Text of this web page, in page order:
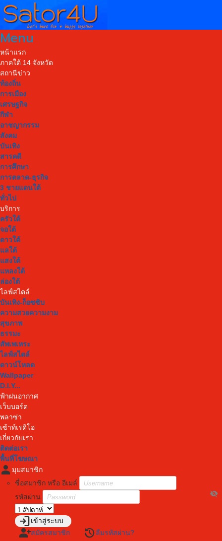
Menu
หน้าแรก
ภาคใต้ 14 จังหวัด
สถานีข่าว
ท้องถิ่น
การเมือง
เศรษฐกิจ
กีฬา
อาชญากรรม
สังคม
บันเทิง
สารคดี
การศึกษา
การตลาด-ธุรกิจ
3 ชายแดนใต้
ทั่วไป
บริการ
ครัวใต้
จอใต้
ดาวใต้
แลใต้
แสงใต้
แหลงใต้
ล่องใต้
ไลฟ์สไตล์
บันเทิง-ก็อซซิบ
ความสวยความงาม
สุขภาพ
ธรรมะ
สัพเพเหระ
ไลฟ์สไตล์
ดาวน์โหลด
Wallpaper
D.I.Y...
ฟ้าฝนอากาศ
เว็บบอร์ด
พลาซ่า
เซ้าท์เรดิโอ
เกี่ยวกับเรา
ติดต่อเรา
พื้นที่โฆษณา
person มุมสมาชิก
ชื่อสมาชิก หรือ อีเมล์
รหัสผ่าน
visibility_off
loginเข้าสู่ระบบ
person_addสมัครสมาชิก restoreลืมรหัสผ่าน?